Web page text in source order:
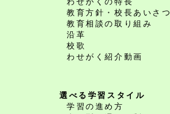
教育方針・校長あいさつ
教育相談の取り組み
沿革
校歌
わせがく紹介動画
選べる学習スタイル
学習の進め方